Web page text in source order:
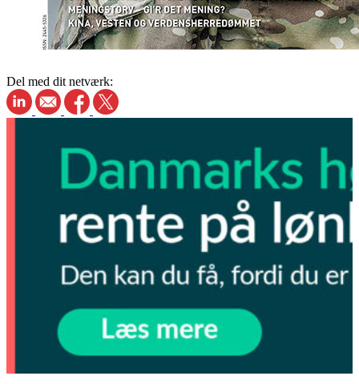
Del med dit netværk: